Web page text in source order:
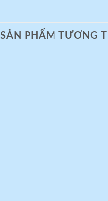
SẢN PHẨM TƯƠNG